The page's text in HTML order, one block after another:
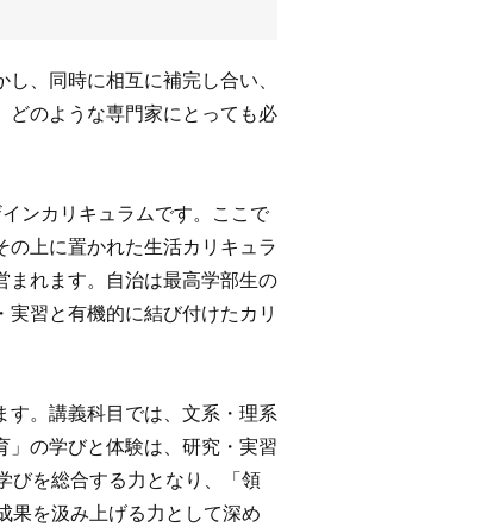
、同時に相互に補完し合い、
どのような専門家にとっても必
ンカリキュラムです。ここで
上に置かれた生活カリキュラ
まれます。自治は最高学部生の
習と有機的に結び付けたカリ
す。講義科目では、文系・理系
」の学びと体験は、研究・実習
びを総合する力となり、「領
果を汲み上げる力として深め